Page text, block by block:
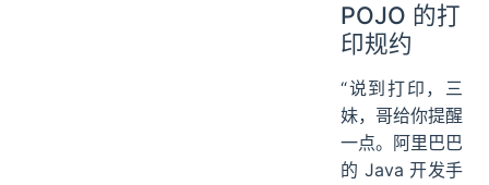
POJO 的打
印规约
“说到打印，三
妹，哥给你提醒
一点。阿里巴巴
的 Java 开发手